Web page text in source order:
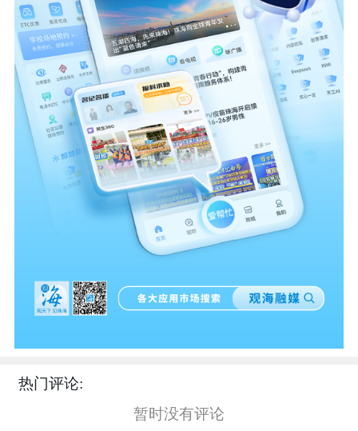
热门评论:
暂时没有评论